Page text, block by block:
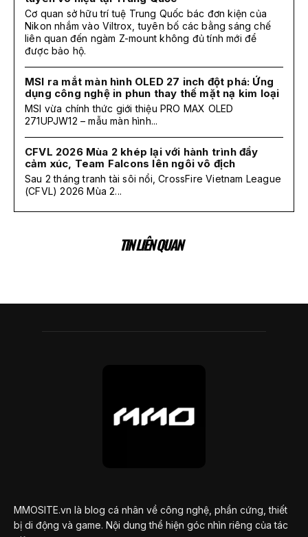
Cơ quan sở hữu trí tuệ Trung Quốc bác đơn kiện của
Nikon nhắm vào Viltrox, tuyên bố các bằng sáng chế
liên quan đến ngàm Z-mount không đủ tính mới để
được bảo hộ.
MSI ra mắt màn hình OLED 27 inch đột phá: Ứng
dụng công nghệ in phun thay thế mặt nạ kim loại
MSI vừa chính thức giới thiệu PRO MAX OLED
271UPJW12 – mẫu màn hình...
CFVL 2026 Mùa 2 khép lại với hành trình đầy
cảm xúc, Team Falcons lên ngôi vô địch
Sau 2 tháng tranh tài sôi nổi, CrossFire Vietnam League
(CFVL) 2026 Mùa 2...
TIN LIÊN QUAN
MMOSITE.vn là blog cá nhân về công nghệ, phần cứng, thiết
bị di động và game. Nội dung thể hiện góc nhìn riêng của tác